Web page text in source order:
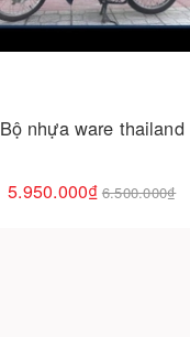
Bộ nhựa ware thailand
5.950.000₫ 6.500.000₫
Cho vào giỏ hàng